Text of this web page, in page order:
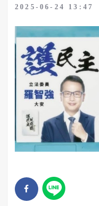
2025-06-24 13:47